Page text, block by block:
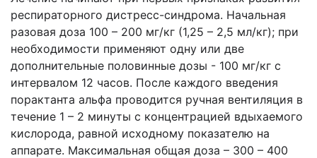
респираторного дистресс-синдрома. Начальная
разовая доза 100 – 200 мг/кг (1,25 – 2,5 мл/кг); при
необходимости применяют одну или две
дополнительные половинные дозы - 100 мг/кг с
интервалом 12 часов. После каждого введения
порактанта альфа проводится ручная вентиляция в
течение 1 – 2 минуты с концентрацией вдыхаемого
кислорода, равной исходному показателю на
аппарате. Максимальная общая доза – 300 – 400